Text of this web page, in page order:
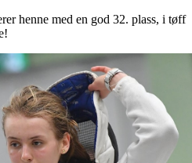
henne med en god 32. plass, i tøff